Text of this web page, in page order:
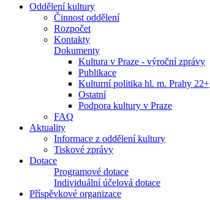
Oddělení kultury
Činnost oddělení
Rozpočet
Kontakty
Dokumenty
Kultura v Praze - výroční zprávy
Publikace
Kulturní politika hl. m. Prahy 22+
Ostatní
Podpora kultury v Praze
FAQ
Aktuality
Informace z oddělení kultury
Tiskové zprávy
Dotace
Programové dotace
Individuální účelová dotace
Příspěvkové organizace